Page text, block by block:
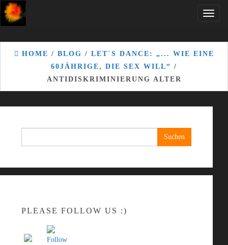
Skip
to
content
Toggle
HOME / BLOG / LET´S DANCE: „... WIE EINE
60JÄHRIGE, DIE SEX WILL“ /
ANTIDISKRIMINIERUNG ALTER
nach:
PLEASE FOLLOW US :)